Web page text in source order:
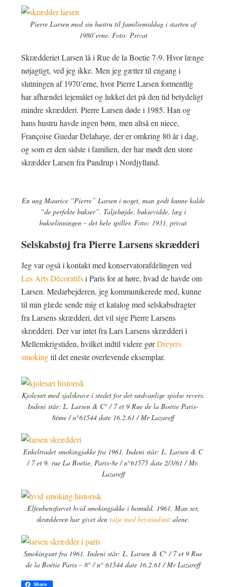
Pierre Larsen med sin hustru til familiemiddag i starten af
1980’erne. Foto: Privat
Skrædderiet Larsen lå i Rue de la Boetie 7-9. Hvor længe
nøjagtigt, ved jeg ikke. Men jeg gætter til engang i
slutningen af 1970’erne, hvor Pierre Larsen formentlig
har afhændet lejemålet og lukket det på den tid betydeligt
mindre skrædderi. Pierre Larsen døde i 1985. Han og
hans hustru havde ingen børn, men altså en niece,
Françoise Guedar Delahaye, der er omkring 80 år i dag,
og som er den sidste i familien, der har mødt den store
skrædder Larsen fra Pandrup i Nordjylland.
En ung Maurice “Pierre” Larsen i noget, man godt kunne kalde
“de perfekte bukser”. Taljehøjde, buksevidde, læg i
bukselinningen – det hele spiller. Foto: 1931, privat
Selskabstøj fra Pierre Larsens skrædderi
Jeg var også i kontakt med konservatorafdelingen ved
Les Arts Décoratifsi Paris for at høre, hvad de havde om
Larsen. Medarbejderen, jeg kommunikerede med, kunne
til min glæde sende mig et katalog med selskabsdragter
fra Larsens skrædderi, det vil sige Pierre Larsens
skrædderi. Der var intet fra Lars Larsens skrædderi i
Mellemkrigstiden, hvilket indtil videre gørDreyers
smokingtil det eneste overlevende eksemplar.
Kjolesæt med sjalskrave i stedet for det sædvanlige spidse revers.
Indeni står: L. Larsen & C° / 7 et 9 Rue de la Boétie Paris-
8ème / n°61544 date 16.2.61 / Mr Lazareff
Enkeltradet smokingjakke fra 1961. Indeni står: L. Larsen & C
/ 7 et 9, rue La Boétie, Paris-8e / n°61575 date 2/3/61 / Mr.
Lazareff
Elfenbensfarvet hvid smokingjakke i bomuld. 1961. Man ser,
skrædderen har givet den talje med brystindsnit alene.
Smokingsæt fra 1961. Indeni står: L. Larsen & C° / 7 et 9 Rue
de la Boétie Paris – 8° / n° 61544 date 16.2.61 / Mr Lazareff
Share